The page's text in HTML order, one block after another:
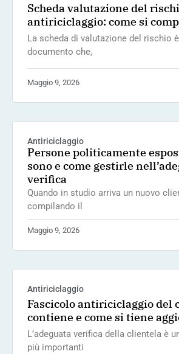
Scheda valutazione del
antiriciclaggio: come si
La scheda di valutazione del rischio
documento che,
Maggio 9, 2026
Antiriciclaggio
Persone politicamente
sono e come gestirle
verifica
Quando in studio arriva un nuovo
compilando il
Maggio 9, 2026
Antiriciclaggio
Fascicolo antiriciclaggio del
contiene e come si tiene
L’adeguata verifica della clientela è
più importanti